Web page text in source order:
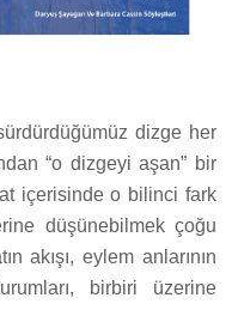
dizge her
“o dizgeyi aşan” bir
içerisinde o bilinci fark
düşünebilmek çoğu
akışı, eylem anlarının
birbiri üzerine